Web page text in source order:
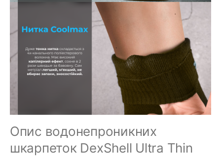
Опис водонепроникних
шкарпеток DexShell Ultra Thin